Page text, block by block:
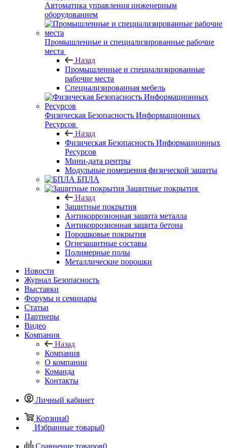
Автоматика управления инженерным
оборудованием
Промышленные и специализированные рабочие
места
Назад
Промышленные и специализированные
рабочие места
Специализированная мебель
Физическая Безопасность Информационных
Ресурсов
Назад
Физическая Безопасность Информационных
Ресурсов
Мини-дата центры
Модульные помещения физической защиты
БПЛА
Защитные покрытия
Назад
Защитные покрытия
Антикоррозионная защита металла
Антикоррозионная защита бетона
Порошковые покрытия
Огнезащитные составы
Полимерные полы
Металлические порошки
Новости
Журнал Безопасность
Выставки
Форумы и семинары
Статьи
Партнеры
Видео
Компания
Назад
Компания
О компании
Команда
Контакты
Личный кабинет
Корзина0
Избранные товары0
Сравнение товаров0